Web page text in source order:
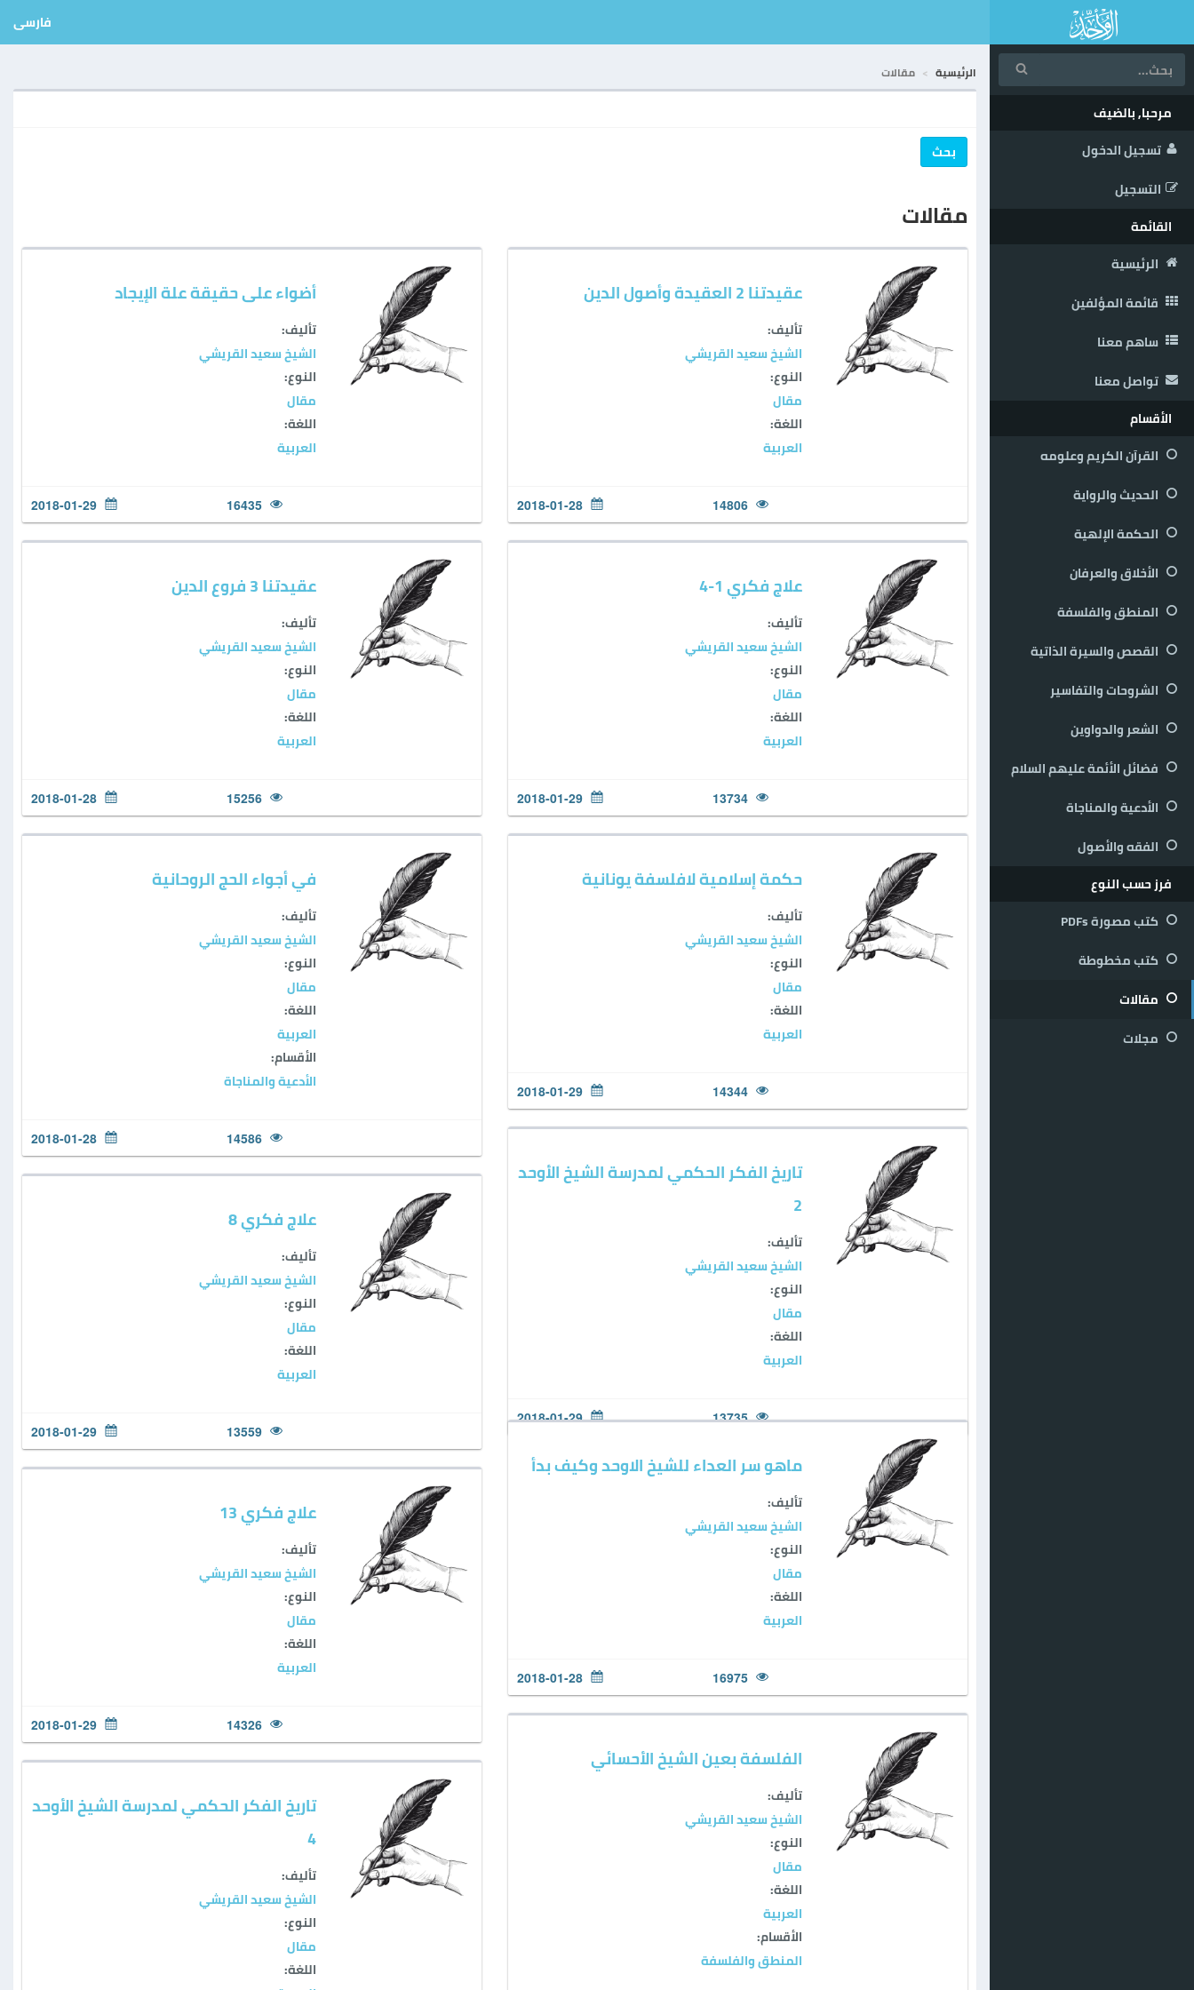
فارسی
مرحبا, بالضيف
تسجيل الدخول
التسجيل
القائمة
الرئيسية
قائمة المؤلفين
ساهم معنا
تواصل معنا
الأقسام
القرآن الكريم وعلومه
الحديث والرواية
الحكمة الإلهية
الأخلاق والعرفان
المنطق والفلسفة
القصص والسيرة الذاتية
الشروحات والتفاسير
الشعر والدواوين
فضائل الأئمة عليهم السلام
الأدعية والمناجاة
الفقه والأصول
فرز حسب النوع
كتب مصورة PDFs
كتب مخطوطة
مقالات
مجلات
الرئيسية مقالات
بحث
مقالات
عقيدتنا 2 العقيدة وأصول الدين
تأليف:
الشيخ سعيد القريشي
النوع:
مقال
اللغة:
العربية
14806
2018-01-28
أضواء على حقيقة علة الإيجاد
تأليف:
الشيخ سعيد القريشي
النوع:
مقال
اللغة:
العربية
16435
2018-01-29
علاج فكري 1-4
تأليف:
الشيخ سعيد القريشي
النوع:
مقال
اللغة:
العربية
13734
2018-01-29
عقيدتنا 3 فروع الدين
تأليف:
الشيخ سعيد القريشي
النوع:
مقال
اللغة:
العربية
15256
2018-01-28
حكمة إسلامية لافلسفة يونانية
تأليف:
الشيخ سعيد القريشي
النوع:
مقال
اللغة:
العربية
14344
2018-01-29
في أجواء الحج الروحانية
تأليف:
الشيخ سعيد القريشي
النوع:
مقال
اللغة:
العربية
الأقسام:
الأدعية والمناجاة
14586
2018-01-28
تاريخ الفكر الحكمي لمدرسة الشيخ الأوحد
2
تأليف:
الشيخ سعيد القريشي
النوع:
مقال
اللغة:
العربية
13735
2018-01-29
علاج فكري 8
تأليف:
الشيخ سعيد القريشي
النوع:
مقال
اللغة:
العربية
13559
2018-01-29
ماهو سر العداء للشيخ الاوحد وكيف بدأ
تأليف:
الشيخ سعيد القريشي
النوع:
مقال
اللغة:
العربية
16975
2018-01-28
علاج فكري 13
تأليف:
الشيخ سعيد القريشي
النوع:
مقال
اللغة:
العربية
14326
2018-01-29
الفلسفة بعين الشيخ الأحسائي
تأليف:
الشيخ سعيد القريشي
النوع:
مقال
اللغة:
العربية
الأقسام:
المنطق والفلسفة
تاريخ الفكر الحكمي لمدرسة الشيخ الأوحد
4
تأليف:
الشيخ سعيد القريشي
النوع:
مقال
اللغة: